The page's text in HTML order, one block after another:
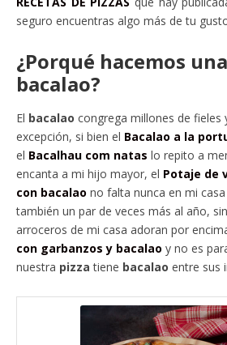
seguro encuentras algo más de tu
¿Porqué hacemos
bacalao?
El bacalao congrega millones de fieles
excepción, si bien el Bacalao a la
el Bacalhau com natas lo repito a
encanta a mi hijo mayor, el Potaje de
con bacalao no falta nunca en mi
también un par de veces más al año,
arroceros de mi casa adoran por
con garbanzos y bacalao y no es
nuestra pizza tiene bacalao entre sus